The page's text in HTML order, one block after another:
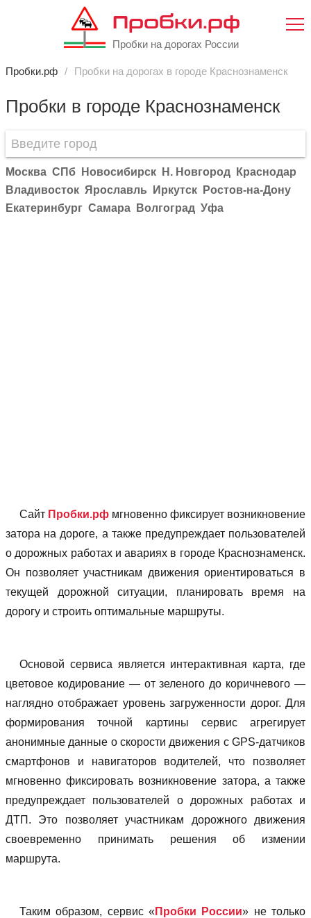
Пробки.рф
Пробки на дорогах России
Пробки.рф Пробки на дорогах в городе Краснознаменск
Пробки в городе Краснознаменск
Москва СПб Новосибирск Н. Новгород
Краснодар
Владивосток Ярославль Иркутск
Ростов-на-Дону
Екатеринбург Самара Волгоград Уфа
Сайт Пробки.рф мгновенно фиксирует возникновение
затора на дороге, а также предупреждает пользователей
о дорожных работах и авариях в городе Краснознаменск.
Он позволяет учаcтникам движения ориентироваться в
текущей дорожной ситуации, планировать время на
дорогу и строить оптимальные маршруты.
Основой сервиса является интерактивная карта, где
цветовое кодирование — от зеленого до коричневого —
наглядно отображает уровень загруженности дорог. Для
формирования точной картины сервис агрегирует
анонимные данные о скорости движения с GPS-датчиков
смартфонов и навигаторов водителей, что позволяет
мгновенно фиксировать возникновение затора, а также
предупреждает пользователей о дорожных работах и
ДТП. Это позволяет участникам дорожного движения
своевременно принимать решения об измении
маршрута.
Таким образом, сервис « Пробки России» не только